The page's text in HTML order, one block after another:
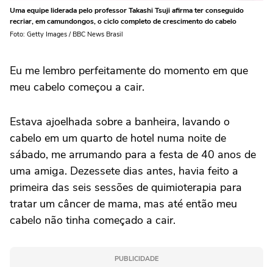
Uma equipe liderada pelo professor Takashi Tsuji afirma ter conseguido
recriar, em camundongos, o ciclo completo de crescimento do cabelo
Foto: Getty Images / BBC News Brasil
Eu me lembro perfeitamente do momento em que
meu cabelo começou a cair.
Estava ajoelhada sobre a banheira, lavando o
cabelo em um quarto de hotel numa noite de
sábado, me arrumando para a festa de 40 anos de
uma amiga. Dezessete dias antes, havia feito a
primeira das seis sessões de quimioterapia para
tratar um câncer de mama, mas até então meu
cabelo não tinha começado a cair.
PUBLICIDADE